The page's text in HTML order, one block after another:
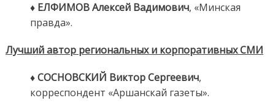
♦ ЕЛФИМОВ Алексей Вадимович, «Минская
правда».
Лучший автор региональных и корпоративных СМИ
♦ СОСНОВСКИЙ Виктор Сергеевич,
корреспондент «Аршанскай газеты».